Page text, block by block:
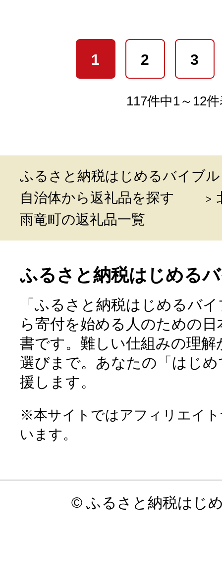
1 2 3
117件中1～12
ふるさと納税はじめるバイブル
自治体から返礼品を探す
雨竜町の返礼品一覧
ふるさと納税はじめる
「ふるさと納税はじめるバ
ら寄付を始める人のための
書です。難しい仕組みの理
選びまで。あなたの「はじ
援します。
※本サイトではアフィリエイ
います。
© ふるさと納税はじ